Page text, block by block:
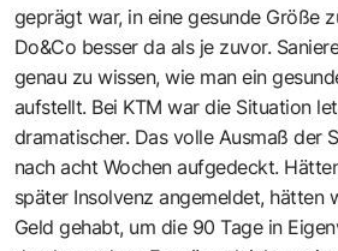
geprägt war, in eine gesunde Größe
Do&Co besser da als je zuvor.
genau zu wissen, wie man ein
aufstellt. Bei KTM war die Situation
dramatischer. Das volle Ausmaß der
nach acht Wochen aufgedeckt.
später Insolvenz angemeldet, hätten
Geld gehabt, um die 90 Tage in